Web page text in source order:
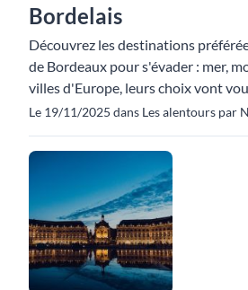
Bordelais
Découvrez les destinations
de Bordeaux pour s'évader : mer,
villes d'Europe, leurs choix vont
Le 19/11/2025 dans Les alentours par